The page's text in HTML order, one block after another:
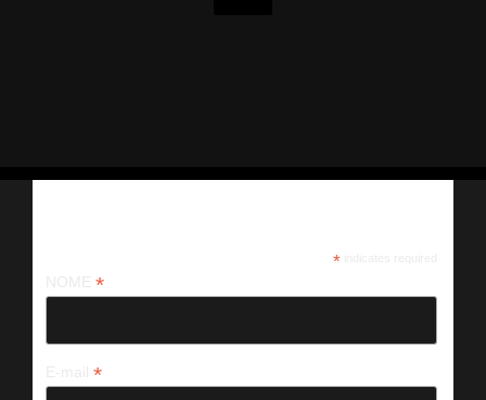
*indicates required
*
*